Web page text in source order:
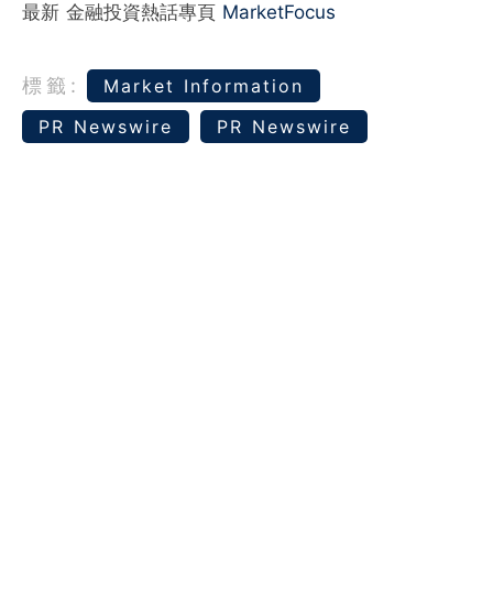
最新 金融投資熱話專頁 MarketFocus
標籤:
Market Information
PR Newswire
PR Newswire